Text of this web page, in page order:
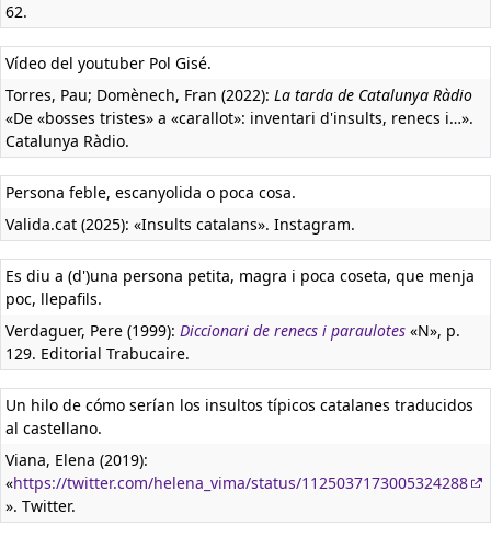
62.
Vídeo del youtuber Pol Gisé.
Torres, Pau; Domènech, Fran (2022): La tarda de Catalunya Ràdio
«De «bosses tristes» a «carallot»: inventari d'insults, renecs i…».
Catalunya Ràdio.
Persona feble, escanyolida o poca cosa.
Valida.cat (2025): «Insults catalans». Instagram.
Es diu a (d')una persona petita, magra i poca coseta, que menja
poc, llepafils.
Verdaguer, Pere (1999): Diccionari de renecs i paraulotes «N», p.
129. Editorial Trabucaire.
Un hilo de cómo serían los insultos típicos catalanes traducidos
al castellano.
Viana, Elena (2019):
«https://twitter.com/helena_vima/status/1125037173005324288
». Twitter.